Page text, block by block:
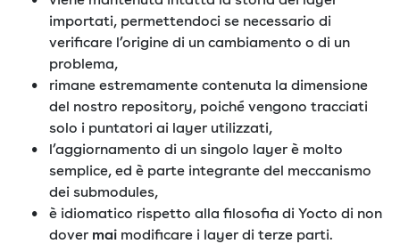
importati, permettendoci se necessario di
verificare l’origine di un cambiamento o di un
problema,
rimane estremamente contenuta la dimensione
del nostro repository, poiché vengono tracciati
solo i puntatori ai layer utilizzati,
l’aggiornamento di un singolo layer è molto
semplice, ed è parte integrante del meccanismo
dei submodules,
è idiomatico rispetto alla filosofia di Yocto di non
dover mai modificare i layer di terze parti.